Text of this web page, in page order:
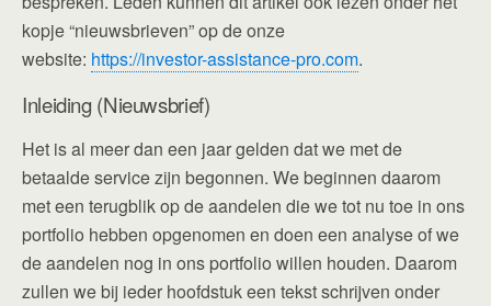
kopje “nieuwsbrieven” op de onze
website: https://investor-assistance-pro.com.
Inleiding (Nieuwsbrief)
Het is al meer dan een jaar gelden dat we met de
betaalde service zijn begonnen. We beginnen daarom
met een terugblik op de aandelen die we tot nu toe in ons
portfolio hebben opgenomen en doen een analyse of we
de aandelen nog in ons portfolio willen houden. Daarom
zullen we bij ieder hoofdstuk een tekst schrijven onder